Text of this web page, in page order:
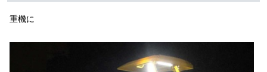
重機に